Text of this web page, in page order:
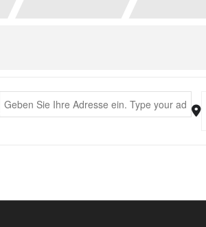
Address - Milonga [X29I3sxA2]